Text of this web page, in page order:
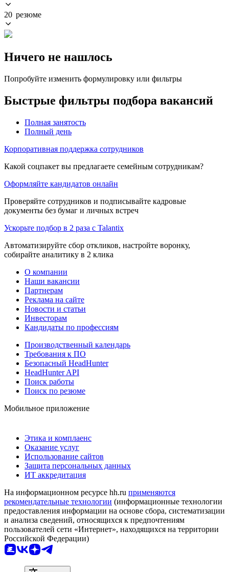
20 резюме
Ничего не нашлось
Попробуйте изменить формулировку или фильтры
Быстрые фильтры подбора вакансий
Полная занятость
Полный день
Корпоративная поддержка сотрудников
Какой соцпакет вы предлагаете семейным сотрудникам?
Оформляйте кандидатов онлайн
Проверяйте сотрудников и подписывайте кадровые
документы без бумаг и личных встреч
Ускорьте подбор в 2 раза с Talantix
Автоматизируйте сбор откликов, настройте воронку,
собирайте аналитику в 2 клика
О компании
Наши вакансии
Партнерам
Реклама на сайте
Новости и статьи
Инвесторам
Кандидаты по профессиям
Производственный календарь
Требования к ПО
Безопасный HeadHunter
HeadHunter API
Поиск работы
Поиск по резюме
Мобильное приложение
Этика и комплаенс
Оказание услуг
Использование сайтов
Защита персональных данных
ИТ аккредитация
На информационном ресурсе hh.ru применяются
рекомендательные технологии (информационные технологии
предоставления информации на основе сбора, систематизации
и анализа сведений, относящихся к предпочтениям
пользователей сети «Интернет», находящихся на территории
Российской Федерации)